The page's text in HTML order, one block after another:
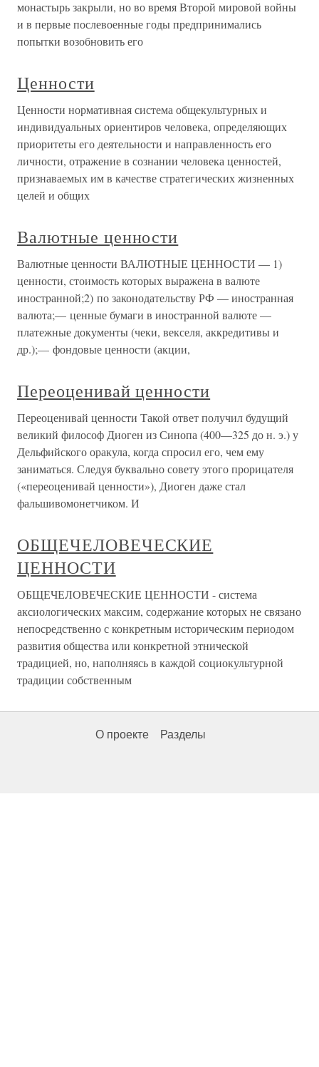
монастырь закрыли, но во время Второй мировой войны
и в первые послевоенные годы предпринимались
попытки возобновить его
Ценности
Ценности нормативная система общекультурных и
индивидуальных ориентиров человека, определяющих
приоритеты его деятельности и направленность его
личности, отражение в сознании человека ценностей,
признаваемых им в качестве стратегических жизненных
целей и общих
Валютные ценности
Валютные ценности ВАЛЮТНЫЕ ЦЕННОСТИ — 1)
ценности, стоимость которых выражена в валюте
иностранной;2) по законодательству РФ — иностранная
валюта;— ценные бумаги в иностранной валюте —
платежные документы (чеки, векселя, аккредитивы и
др.);— фондовые ценности (акции,
Переоценивай ценности
Переоценивай ценности Такой ответ получил будущий
великий философ Диоген из Синопа (400—325 до н. э.) у
Дельфийского оракула, когда спросил его, чем ему
заниматься. Следуя буквально совету этого прорицателя
(«переоценивай ценности»), Диоген даже стал
фальшивомонетчиком. И
ОБЩЕЧЕЛОВЕЧЕСКИЕ
ЦЕННОСТИ
ОБЩЕЧЕЛОВЕЧЕСКИЕ ЦЕННОСТИ - система
аксиологических максим, содержание которых не связано
непосредственно с конкретным историческим периодом
развития общества или конкретной этнической
традицией, но, наполняясь в каждой социокультурной
традиции собственным
О проекте Разделы